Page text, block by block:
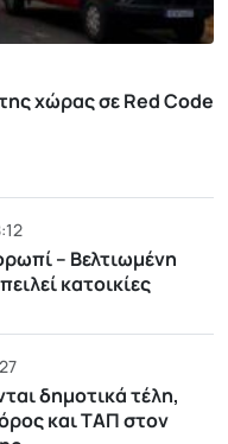
χώρας σε Red Code
– Βελτιωμένη
κατοικίες
δημοτικά τέλη,
και ΤΑΠ στον